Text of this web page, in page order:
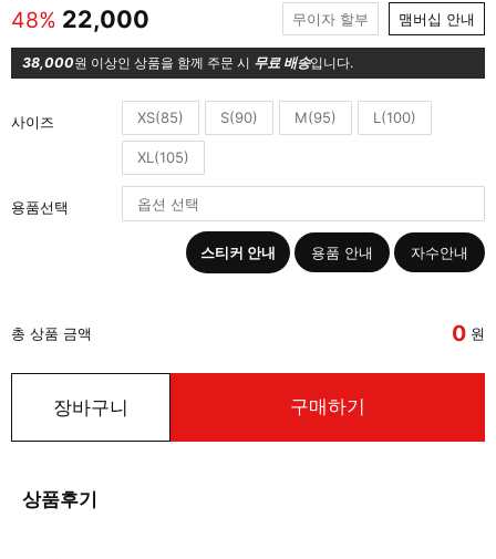
48% 22,000 무이자 할부 맴버십 안내
38,000원 이상인 상품을 함께 주문 시 무료 배송입니다.
사이즈 XS(85) S(90) M(95) L(100)
XL(105)
용품선택
스티커 안내 용품 안내 자수안내
총 상품 금액 0 원
장바구니 구매하기
상품후기